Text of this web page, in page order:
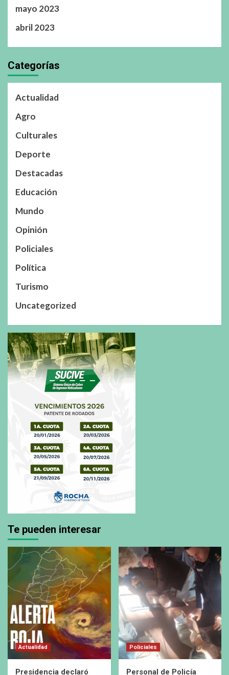
mayo 2023
abril 2023
Categorías
Actualidad
Agro
Culturales
Deporte
Destacadas
Educación
Mundo
Opinión
Policiales
Política
Turismo
Uncategorized
Te pueden interesar
Actualidad
Presidencia declaró
Policiales
Personal de Policía